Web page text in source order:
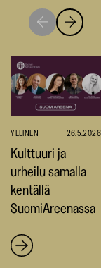
Siirry
seuraavaan
Siirry
YLEINEN 26.5.2026
Kulttuuri ja
urheilu samalla
kentällä
SuomiAreenassa